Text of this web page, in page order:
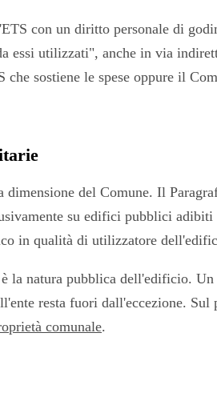
con un diritto personale di
utilizzati", anche in via
che sostiene le spese oppure il
del Comune. Il
su edifici pubblici
in qualità di utilizzatore
la natura pubblica dell'edificio.
resta fuori dall'eccezione.
comunale.